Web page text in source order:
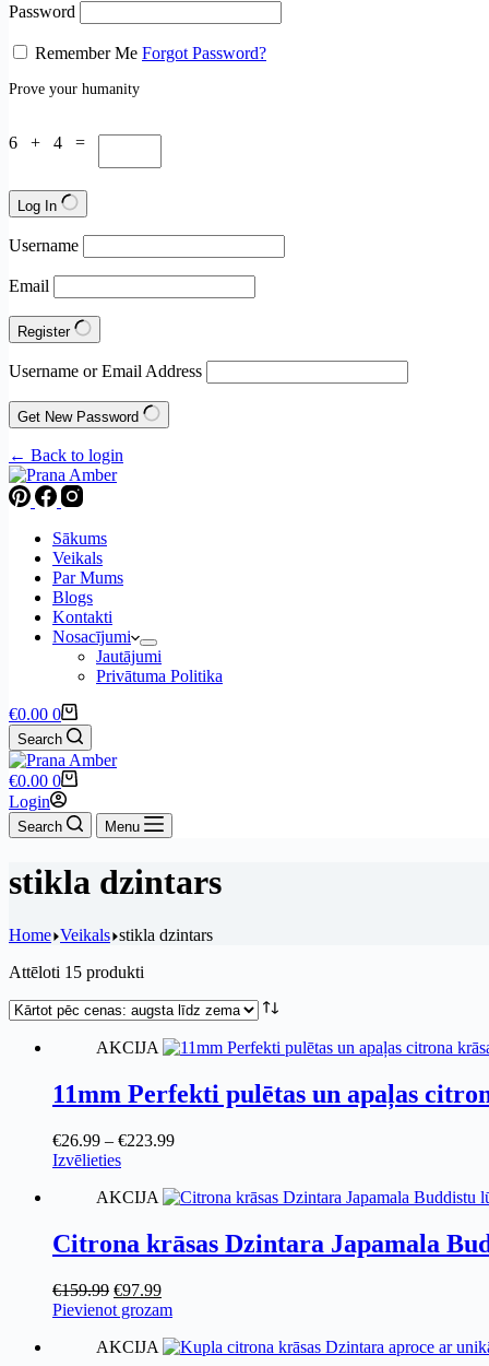
Password
Remember Me Forgot Password?
Prove your humanity
6 + 4 =
Log In
Username
Email
Register
Username or Email Address
Get New Password
← Back to login
Sākums
Veikals
Par Mums
Blogs
Kontakti
Nosacījumi
Jautājumi
Privātuma Politika
Shopping
cart
€0.00 0
Search
Shopping
cart
€0.00 0
Login
Search Menu
stikla dzintars
Home Veikals stikla dzintars
Attēloti 15 produkti
price:
to
AKCIJA
11mm Perfekti pulētas un apaļas
€26.99 – €223.99
IzvēlietiesThis
has
variants.
The
may
be
chosen
on
AKCIJA
Citrona krāsas Dzintara Japamala
€159.99 Original
price
€159.99.
€97.99Current
price
€97.99.
Pievienot grozam
AKCIJA